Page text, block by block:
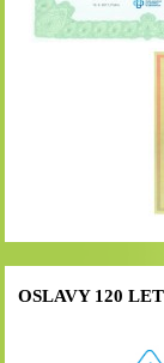
OSLAVY 120